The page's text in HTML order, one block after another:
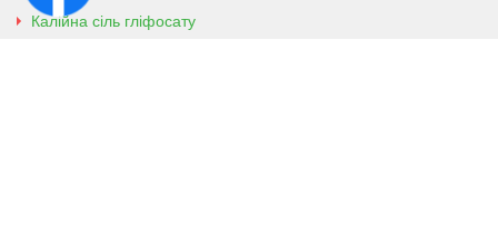
Калійна сіль гліфосату